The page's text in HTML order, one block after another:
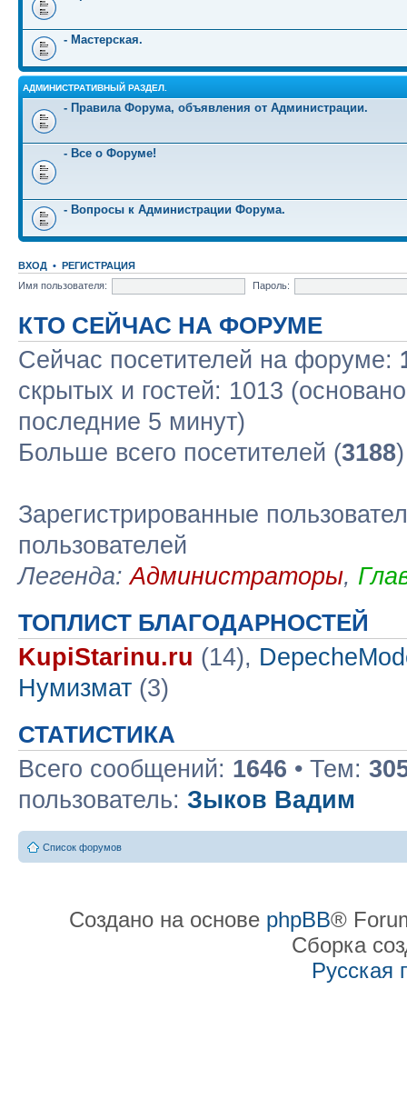
- Мастерская.
АДМИНИСТРАТИВНЫЙ РАЗДЕЛ.
- Правила Форума, объявления от Администрации.
- Все о Форуме!
- Вопросы к Администрации Форума.
ВХОД • РЕГИСТРАЦИЯ
Имя пользователя:
Пароль:
КТО СЕЙЧАС НА ФОРУМЕ
Сейчас посетителей на форуме:
скрытых и гостей: 1013
последние 5 минут)
Больше всего посетителей (3188
Зарегистрированные
пользователей
Легенда:Администраторы,
ТОПЛИСТ БЛАГОДАРНОСТЕЙ
KupiStarinu.ru (14),
Нумизмат (3)
СТАТИСТИКА
Всего сообщений: 1646 • Тем:
пользователь: Зыков Вадим
Список форумов
Создано на основе phpBB®
Сборка
Русская